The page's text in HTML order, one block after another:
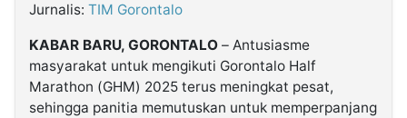
Kabarbaru.co
Jurnalis: TIM Gorontalo
KABAR BARU, GORONTALO – Antusiasme
masyarakat untuk mengikuti Gorontalo Half
Marathon (GHM) 2025 terus meningkat pesat,
sehingga panitia memutuskan untuk memperpanjang